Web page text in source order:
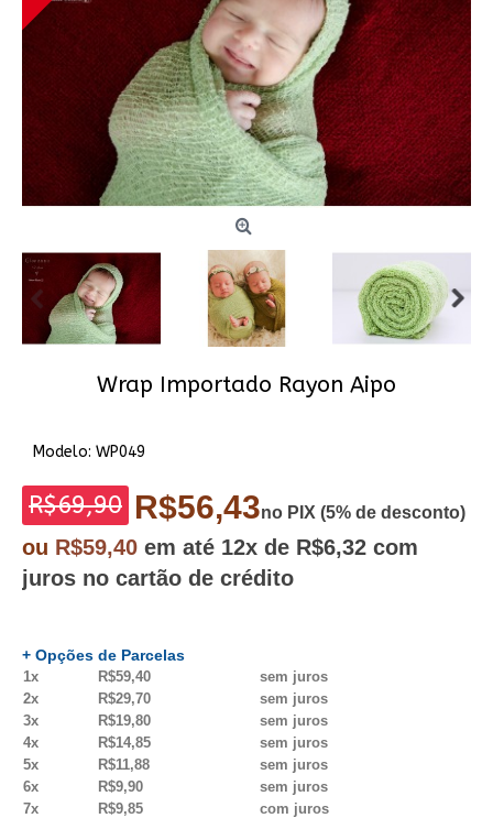
Wrap Importado Rayon Aipo
Modelo: WP049
R$69,90 R$56,43no PIX (5% de desconto)
ou R$59,40 em até 12x de R$6,32 com
juros no cartão de crédito
+ Opções de Parcelas
1x R$59,40
sem juros
2x
R$29,70
sem juros
3x
R$19,80
sem juros
4x
R$14,85
sem juros
5x
R$11,88
sem juros
6x
R$9,90
sem juros
7x
R$9,85
com juros